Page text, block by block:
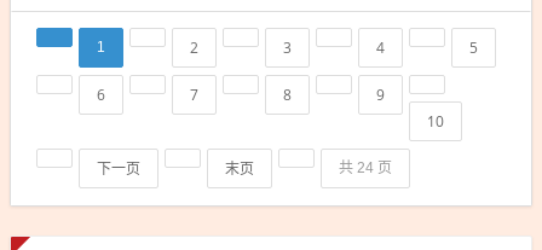
政府上台后通胀反弹的...
1 2 3 4 5
6 7 8
9
10
下一页 末页 共 24 页